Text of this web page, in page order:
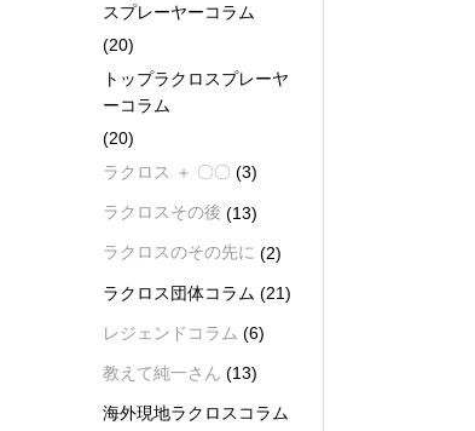
スプレーヤーコラム
(20)
トップラクロスプレーヤ
ーコラム
(20)
ラクロス ＋ 〇〇 (3)
ラクロスその後 (13)
ラクロスのその先に (2)
ラクロス団体コラム (21)
レジェンドコラム (6)
教えて純一さん (13)
海外現地ラクロスコラム